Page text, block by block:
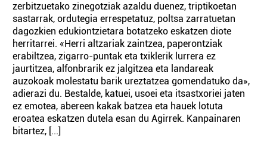
zerbitzuetako zinegotziak azaldu duenez, triptikoetan
sastarrak, ordutegia errespetatuz, poltsa zarratuetan
dagozkien edukiontzietara botatzeko eskatzen diote
herritarrei. «Herri altzariak zaintzea, paperontziak
erabiltzea, zigarro-puntak eta txiklerik lurrera ez
jaurtitzea, alfonbrarik ez jalgitzea eta landareak
auzokoak molestatu barik ureztatzea gomendatuko da»,
adierazi du. Bestalde, katuei, usoei eta itsastxoriei jaten
ez emotea, abereen kakak batzea eta hauek lotuta
eroatea eskatzen dutela esan du Agirrek. Kanpainaren
bitartez, [...]